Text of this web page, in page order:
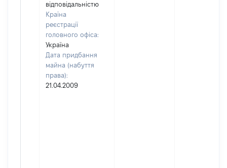
відповідальністю
Країна
реєстрації
головного офіса:
Україна
Дата придбання
майна (набуття
права):
21.04.2009